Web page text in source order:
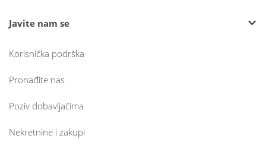
Javite nam se
Korisnička podrška
Pronađite nas
Poziv dobavljačima
Nekretnine i zakupi